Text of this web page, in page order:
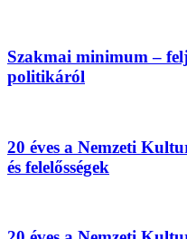
Szakmai minimum –
politikáról
20 éves a Nemzeti
és felelősségek